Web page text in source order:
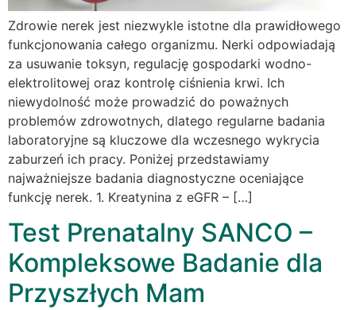
Zdrowie nerek jest niezwykle istotne dla prawidłowego
funkcjonowania całego organizmu. Nerki odpowiadają
za usuwanie toksyn, regulację gospodarki wodno-
elektrolitowej oraz kontrolę ciśnienia krwi. Ich
niewydolność może prowadzić do poważnych
problemów zdrowotnych, dlatego regularne badania
laboratoryjne są kluczowe dla wczesnego wykrycia
zaburzeń ich pracy. Poniżej przedstawiamy
najważniejsze badania diagnostyczne oceniające
funkcję nerek. 1. Kreatynina z eGFR – […]
Test Prenatalny SANCO –
Kompleksowe Badanie dla
Przyszłych Mam